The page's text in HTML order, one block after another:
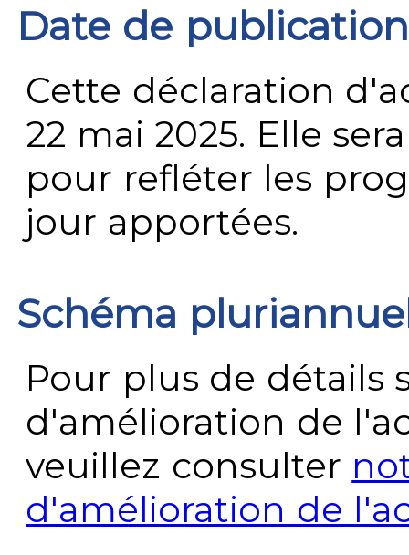
Date de publication
Cette déclaration
22 mai 2025. Elle
pour refléter les
jour apportées.
Schéma
Pour plus de détails
d'amélioration de
veuillez consulter
d'amélioration de